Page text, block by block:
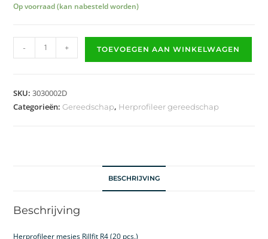
Op voorraad (kan nabesteld worden)
- + TOEVOEGEN AAN WINKELWAGEN
SKU:3030002D
Categorieën:Gereedschap, Herprofileer gereedschap
BESCHRIJVING
Beschrijving
Herprofileer mesjes Rillfit R4 (20 pcs.)